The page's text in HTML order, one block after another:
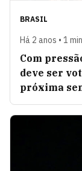
BRASIL
Há 2 anos • 1
Com
deve ser
próxima